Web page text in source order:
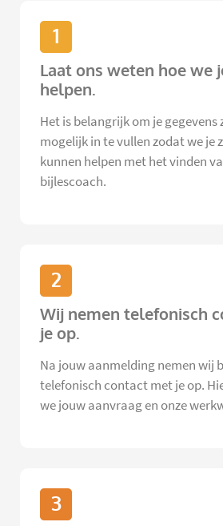
1
Laat ons weten hoe we
helpen.
Het is belangrijk om je gegevens
mogelijk in te vullen zodat we je
kunnen helpen met het vinden
bijlescoach.
2
Wij nemen telefonisch
je op.
Na jouw aanmelding nemen wij
telefonisch contact met je op.
we jouw aanvraag en onze
3